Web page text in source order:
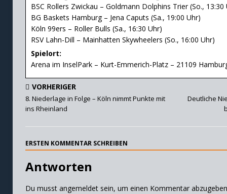
BSC Rollers Zwickau – Goldmann Dolphins Trier (So., 13:30
BG Baskets Hamburg – Jena Caputs (Sa., 19:00 Uhr)
Köln 99ers – Roller Bulls (Sa., 16:30 Uhr)
RSV Lahn-Dill – Mainhatten Skywheelers (So., 16:00 Uhr)
Spielort:
Arena im InselPark – Kurt-Emmerich-Platz – 21109
VORHERIGER
8. Niederlage in Folge – Köln nimmt Punkte mit
ins Rheinland
Deutliche
ERSTEN KOMMENTAR SCHREIBEN
Antworten
Du musst angemeldetsein, um einen Kommentar